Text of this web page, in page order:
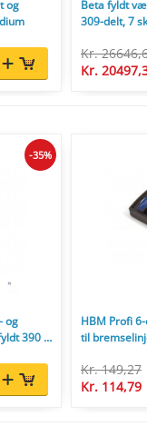
og
Beta fyldt
309-delt, 7
Kr.
Kr.
og
390 x
-35%
HBM Profi
til
Kr. 149,27
Kr. 114,79